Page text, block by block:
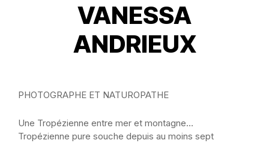
VANESSA
ANDRIEUX
PHOTOGRAPHE ET NATUROPATHE
Une Tropézienne entre mer et montagne…
Tropézienne pure souche depuis au moins sept